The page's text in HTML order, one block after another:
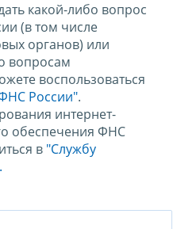
какой-либо вопрос
(в том числе
органов) или
вопросам
воспользоваться
России".
интернет-
обеспечения ФНС
в "Службу